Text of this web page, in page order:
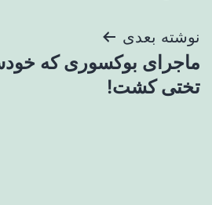
نوشته بعدی
ماجرای بوکسوری که
تختی کشت!